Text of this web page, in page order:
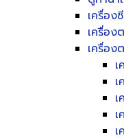
เครื่อง
เครื่อง
เครื่อ